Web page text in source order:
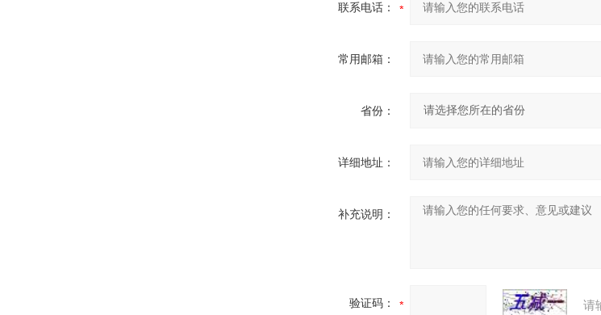
联系电话：
常用邮箱：
省份：
详细地址：
补充说明：
验证码： 请